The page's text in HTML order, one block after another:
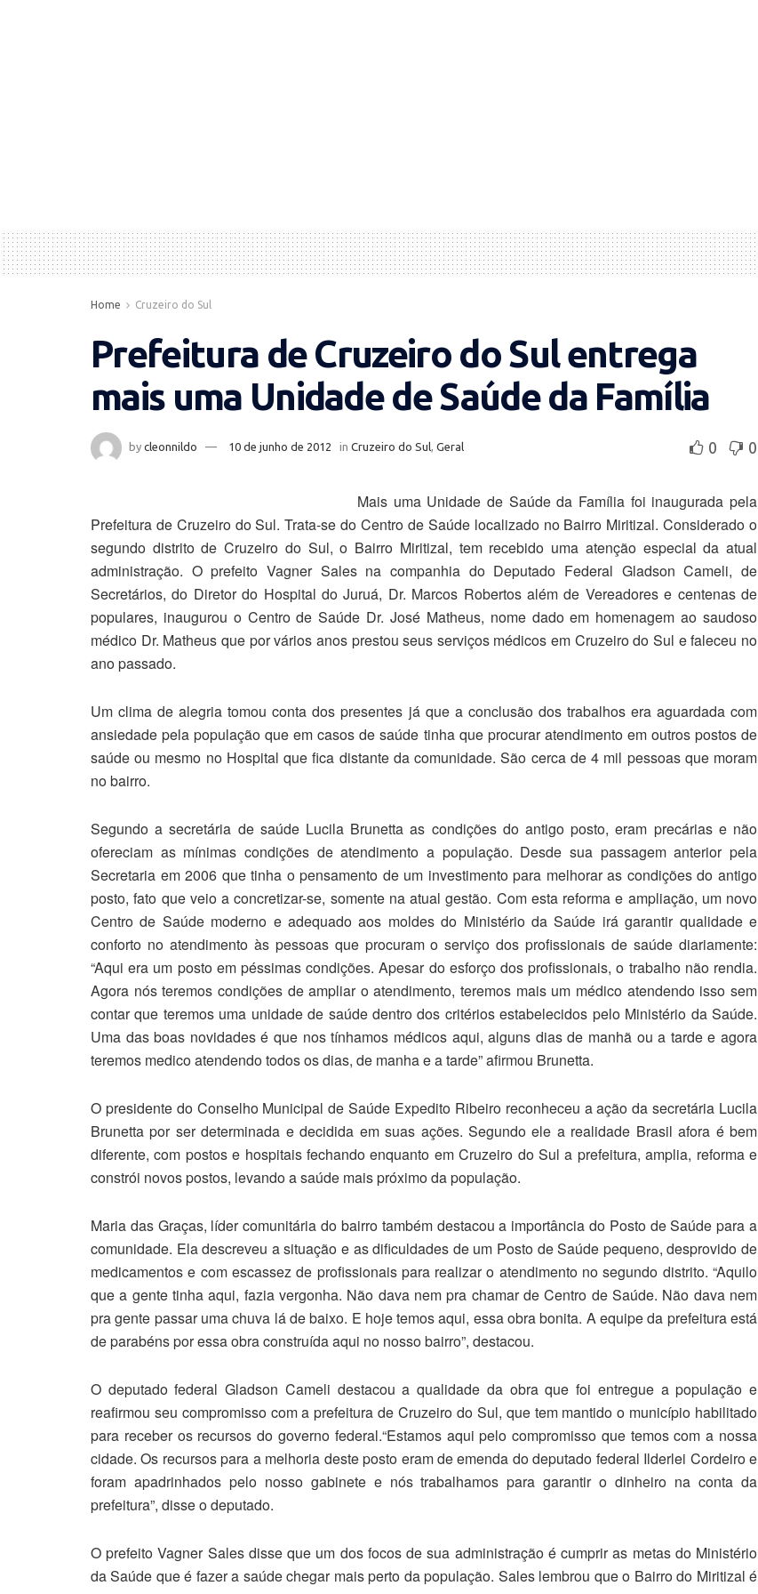
Home Cruzeiro do Sul
Prefeitura de Cruzeiro do Sul entrega
mais uma Unidade de Saúde da Família
by cleonnildo 10 de junho de 2012 in Cruzeiro do Sul, Geral 0 0
Mais uma Unidade de Saúde da Família foi inaugurada pela
Prefeitura de Cruzeiro do Sul. Trata-se do Centro de Saúde localizado no Bairro Miritizal. Considerado o
segundo distrito de Cruzeiro do Sul, o Bairro Miritizal, tem recebido uma atenção especial da atual
administração. O prefeito Vagner Sales na companhia do Deputado Federal Gladson Cameli, de
Secretários, do Diretor do Hospital do Juruá, Dr. Marcos Robertos além de Vereadores e centenas de
populares, inaugurou o Centro de Saúde Dr. José Matheus, nome dado em homenagem ao saudoso
médico Dr. Matheus que por vários anos prestou seus serviços médicos em Cruzeiro do Sul e faleceu no
ano passado.
Um clima de alegria tomou conta dos presentes já que a conclusão dos trabalhos era aguardada com
ansiedade pela população que em casos de saúde tinha que procurar atendimento em outros postos de
saúde ou mesmo no Hospital que fica distante da comunidade. São cerca de 4 mil pessoas que moram
no bairro.
Segundo a secretária de saúde Lucila Brunetta as condições do antigo posto, eram precárias e não
ofereciam as mínimas condições de atendimento a população. Desde sua passagem anterior pela
Secretaria em 2006 que tinha o pensamento de um investimento para melhorar as condições do antigo
posto, fato que veio a concretizar-se, somente na atual gestão. Com esta reforma e ampliação, um novo
Centro de Saúde moderno e adequado aos moldes do Ministério da Saúde irá garantir qualidade e
conforto no atendimento às pessoas que procuram o serviço dos profissionais de saúde diariamente:
“Aqui era um posto em péssimas condições. Apesar do esforço dos profissionais, o trabalho não rendia.
Agora nós teremos condições de ampliar o atendimento, teremos mais um médico atendendo isso sem
contar que teremos uma unidade de saúde dentro dos critérios estabelecidos pelo Ministério da Saúde.
Uma das boas novidades é que nos tínhamos médicos aqui, alguns dias de manhã ou a tarde e agora
teremos medico atendendo todos os dias, de manha e a tarde” afirmou Brunetta.
O presidente do Conselho Municipal de Saúde Expedito Ribeiro reconheceu a ação da secretária Lucila
Brunetta por ser determinada e decidida em suas ações. Segundo ele a realidade Brasil afora é bem
diferente, com postos e hospitais fechando enquanto em Cruzeiro do Sul a prefeitura, amplia, reforma e
constrói novos postos, levando a saúde mais próximo da população.
Maria das Graças, líder comunitária do bairro também destacou a importância do Posto de Saúde para a
comunidade. Ela descreveu a situação e as dificuldades de um Posto de Saúde pequeno, desprovido de
medicamentos e com escassez de profissionais para realizar o atendimento no segundo distrito. “Aquilo
que a gente tinha aqui, fazia vergonha. Não dava nem pra chamar de Centro de Saúde. Não dava nem
pra gente passar uma chuva lá de baixo. E hoje temos aqui, essa obra bonita. A equipe da prefeitura está
de parabéns por essa obra construída aqui no nosso bairro”, destacou.
O deputado federal Gladson Cameli destacou a qualidade da obra que foi entregue a população e
reafirmou seu compromisso com a prefeitura de Cruzeiro do Sul, que tem mantido o município habilitado
para receber os recursos do governo federal.“Estamos aqui pelo compromisso que temos com a nossa
cidade. Os recursos para a melhoria deste posto eram de emenda do deputado federal Ilderlei Cordeiro e
foram apadrinhados pelo nosso gabinete e nós trabalhamos para garantir o dinheiro na conta da
prefeitura”, disse o deputado.
O prefeito Vagner Sales disse que um dos focos de sua administração é cumprir as metas do Ministério
da Saúde que é fazer a saúde chegar mais perto da população. Sales lembrou que o Bairro do Miritizal é